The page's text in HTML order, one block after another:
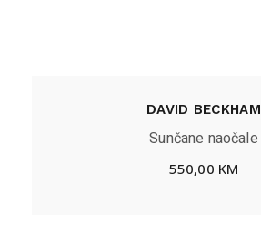
DAVID BECKHAM
Sunčane naočale
550,00 KM